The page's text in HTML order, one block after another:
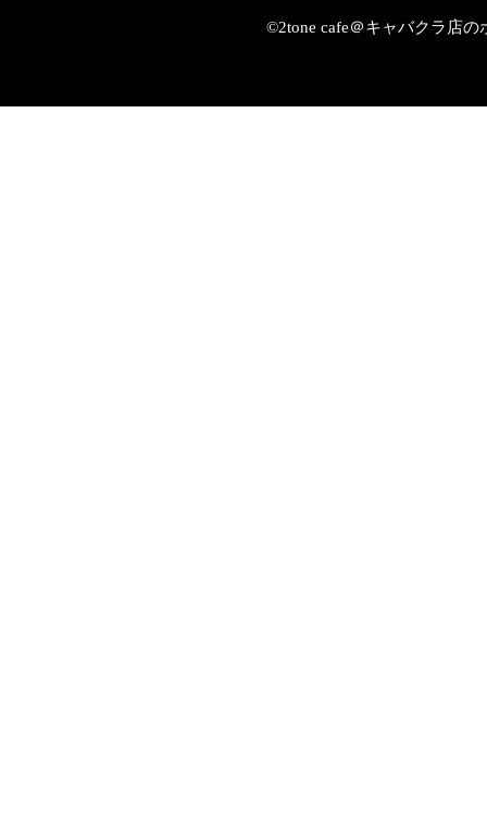
©2tone cafe＠キャバクラ店